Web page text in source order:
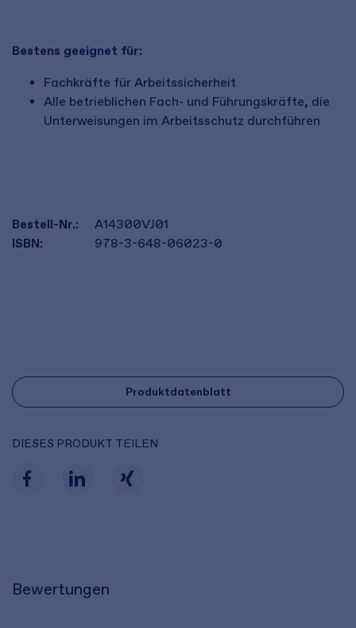
Bestens geeignet für:
Fachkräfte für Arbeitssicherheit
Alle betrieblichen Fach- und Führungskräfte, die
Unterweisungen im Arbeitsschutz durchführen
Bestell-Nr.:
A14300VJ01
ISBN:
978-3-648-06023-0
Produktdatenblatt
DIESES PRODUKT TEILEN
Bewertungen